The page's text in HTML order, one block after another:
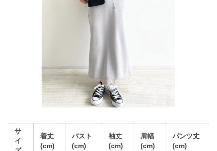
サ
イ
着丈
(cm)
バスト
(cm)
袖丈
(cm)
肩幅
(cm)
パンツ丈
(cm)